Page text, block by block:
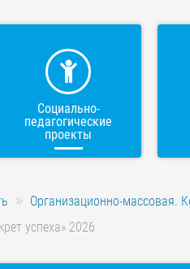
Социально-
педагогические
проекты
Организационно-массовая.
успеха» 2026